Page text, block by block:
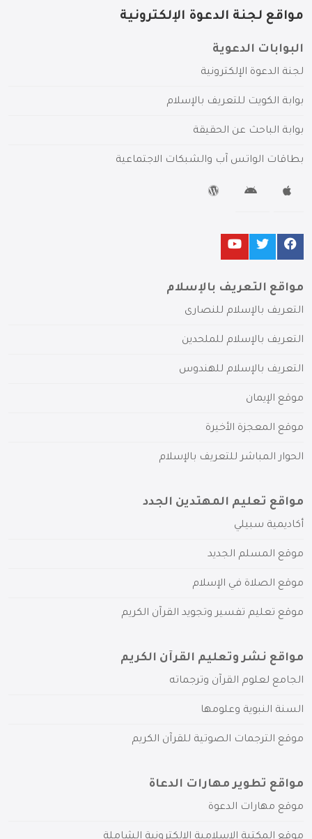
مواقع لجنة الدعوة الإلكترونية
البوابات الدعوية
لجنة الدعوة الإلكترونية
بوابة الكويت للتعريف بالإسلام
بوابة الباحث عن الحقيقة
بطاقات الواتس آب والشبكات الاجتماعية
مواقع التعريف بالإسلام
التعريف بالإسلام للنصارى
التعريف بالإسلام للملحدين
التعريف بالإسلام للهندوس
موقع الإيمان
موقع المعجزة الأخيرة
الحوار المباشر للتعريف بالإسلام
مواقع تعليم المهتدين الجدد
أكاديمية سبيلي
موقع المسلم الجديد
موقع الصلاة في الإسلام
موقع تعليم تفسير وتجويد القرآن الكريم
مواقع نشر وتعليم القرآن الكريم
الجامع لعلوم القرآن وترجماته
السنة النبوية وعلومها
موقع الترجمات الصوتية للقرآن الكريم
مواقع تطوير مهارات الدعاة
موقع مهارات الدعوة
موقع المكتبة الإسلامية الإلكترونية الشاملة